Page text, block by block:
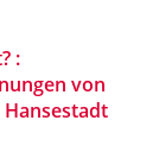
:
von